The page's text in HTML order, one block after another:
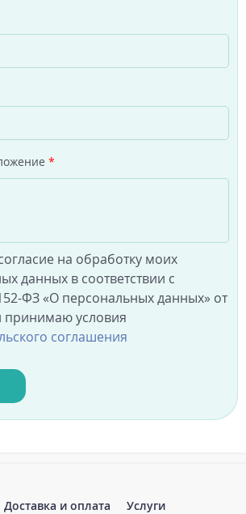
*
на обработку моих
данных в соответствии с
ФЗ «О персональных данных» от
принимаю условия
соглашения
Доставка и оплата
Услуги